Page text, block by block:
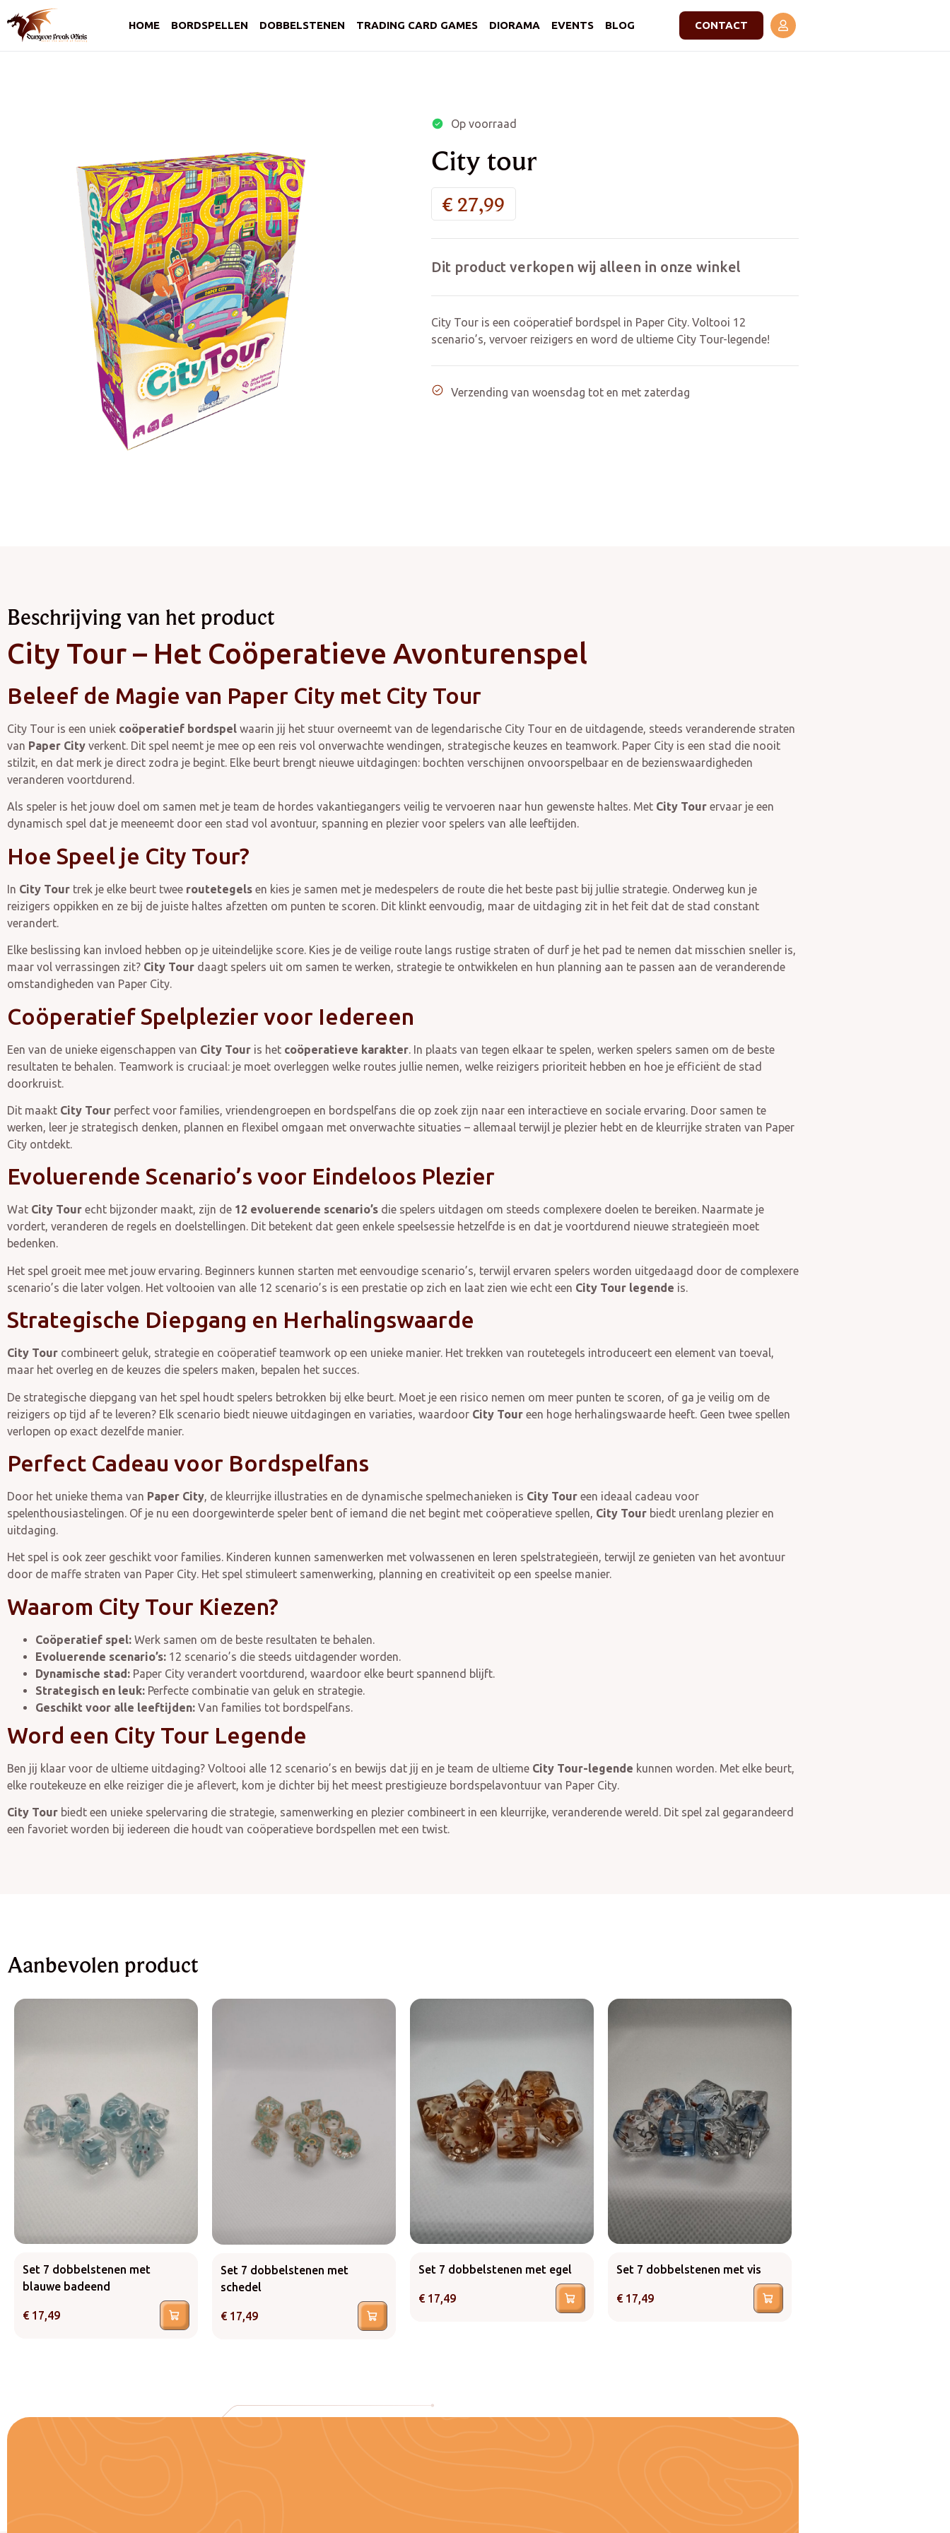
HOME BORDSPELLEN DOBBELSTENEN TRADING CARD GAMES DIORAMA EVENTS BLOG CONTACT
Op voorraad
City tour
€ 27,99
Dit product verkopen wij alleen in onze winkel
City Tour is een coöperatief bordspel in Paper City. Voltooi 12
scenario’s, vervoer reizigers en word de ultieme City Tour-legende!
Verzending van woensdag tot en met zaterdag
Beschrijving van het product
City Tour – Het Coöperatieve Avonturenspel
Beleef de Magie van Paper City met City Tour
City Tour is een uniek coöperatief bordspel waarin jij het stuur overneemt van de legendarische City Tour en de uitdagende, steeds veranderende straten
van Paper City verkent. Dit spel neemt je mee op een reis vol onverwachte wendingen, strategische keuzes en teamwork. Paper City is een stad die nooit
stilzit, en dat merk je direct zodra je begint. Elke beurt brengt nieuwe uitdagingen: bochten verschijnen onvoorspelbaar en de bezienswaardigheden
veranderen voortdurend.
Als speler is het jouw doel om samen met je team de hordes vakantiegangers veilig te vervoeren naar hun gewenste haltes. Met City Tour ervaar je een
dynamisch spel dat je meeneemt door een stad vol avontuur, spanning en plezier voor spelers van alle leeftijden.
Hoe Speel je City Tour?
In City Tour trek je elke beurt twee routetegels en kies je samen met je medespelers de route die het beste past bij jullie strategie. Onderweg kun je
reizigers oppikken en ze bij de juiste haltes afzetten om punten te scoren. Dit klinkt eenvoudig, maar de uitdaging zit in het feit dat de stad constant
verandert.
Elke beslissing kan invloed hebben op je uiteindelijke score. Kies je de veilige route langs rustige straten of durf je het pad te nemen dat misschien sneller is,
maar vol verrassingen zit? City Tour daagt spelers uit om samen te werken, strategie te ontwikkelen en hun planning aan te passen aan de veranderende
omstandigheden van Paper City.
Coöperatief Spelplezier voor Iedereen
Een van de unieke eigenschappen van City Tour is het coöperatieve karakter . In plaats van tegen elkaar te spelen, werken spelers samen om de beste
resultaten te behalen. Teamwork is cruciaal: je moet overleggen welke routes jullie nemen, welke reizigers prioriteit hebben en hoe je efficiënt de stad
doorkruist.
Dit maakt City Tour perfect voor families, vriendengroepen en bordspelfans die op zoek zijn naar een interactieve en sociale ervaring. Door samen te
werken, leer je strategisch denken, plannen en flexibel omgaan met onverwachte situaties – allemaal terwijl je plezier hebt en de kleurrijke straten van Paper
City ontdekt.
Evoluerende Scenario’s voor Eindeloos Plezier
Wat City Tour echt bijzonder maakt, zijn de 12 evoluerende scenario’s die spelers uitdagen om steeds complexere doelen te bereiken. Naarmate je
vordert, veranderen de regels en doelstellingen. Dit betekent dat geen enkele speelsessie hetzelfde is en dat je voortdurend nieuwe strategieën moet
bedenken.
Het spel groeit mee met jouw ervaring. Beginners kunnen starten met eenvoudige scenario’s, terwijl ervaren spelers worden uitgedaagd door de complexere
scenario’s die later volgen. Het voltooien van alle 12 scenario’s is een prestatie op zich en laat zien wie echt een City Tour legende is.
Strategische Diepgang en Herhalingswaarde
City Tour combineert geluk, strategie en coöperatief teamwork op een unieke manier. Het trekken van routetegels introduceert een element van toeval,
maar het overleg en de keuzes die spelers maken, bepalen het succes.
De strategische diepgang van het spel houdt spelers betrokken bij elke beurt. Moet je een risico nemen om meer punten te scoren, of ga je veilig om de
reizigers op tijd af te leveren? Elk scenario biedt nieuwe uitdagingen en variaties, waardoor City Tour een hoge herhalingswaarde heeft. Geen twee spellen
verlopen op exact dezelfde manier.
Perfect Cadeau voor Bordspelfans
Door het unieke thema van Paper City, de kleurrijke illustraties en de dynamische spelmechanieken is City Tour een ideaal cadeau voor
spelenthousiastelingen. Of je nu een doorgewinterde speler bent of iemand die net begint met coöperatieve spellen, City Tour biedt urenlang plezier en
uitdaging.
Het spel is ook zeer geschikt voor families. Kinderen kunnen samenwerken met volwassenen en leren spelstrategieën, terwijl ze genieten van het avontuur
door de maffe straten van Paper City. Het spel stimuleert samenwerking, planning en creativiteit op een speelse manier.
Waarom City Tour Kiezen?
Coöperatief spel: Werk samen om de beste resultaten te behalen.
Evoluerende scenario’s: 12 scenario’s die steeds uitdagender worden.
Dynamische stad: Paper City verandert voortdurend, waardoor elke beurt spannend blijft.
Strategisch en leuk: Perfecte combinatie van geluk en strategie.
Geschikt voor alle leeftijden: Van families tot bordspelfans.
Word een City Tour Legende
Ben jij klaar voor de ultieme uitdaging? Voltooi alle 12 scenario’s en bewijs dat jij en je team de ultieme City Tour-legende kunnen worden. Met elke beurt,
elke routekeuze en elke reiziger die je aflevert, kom je dichter bij het meest prestigieuze bordspelavontuur van Paper City.
City Tour biedt een unieke spelervaring die strategie, samenwerking en plezier combineert in een kleurrijke, veranderende wereld. Dit spel zal gegarandeerd
een favoriet worden bij iedereen die houdt van coöperatieve bordspellen met een twist.
Aanbevolen product
Set 7 dobbelstenen met
blauwe badeend
€ 17,49
Set 7 dobbelstenen met
schedel
€ 17,49
Set 7 dobbelstenen met egel
€ 17,49
Set 7 dobbelstenen met vis
€ 17,49